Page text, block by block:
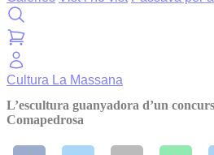
Cultura La Massana
L’escultura guanyadora d’un
Comapedrosa